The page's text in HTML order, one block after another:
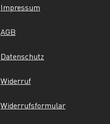
Impressum
AGB
Datenschutz
Widerruf
Widerrufsformular